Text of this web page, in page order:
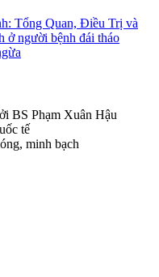
Tổng Quan, Điều Trị và
ở người bệnh đái tháo
BS Phạm Xuân Hậu
tế
minh bạch